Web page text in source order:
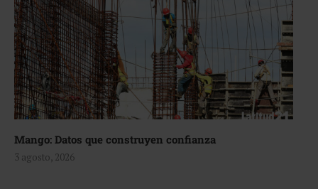
Mango: Datos que construyen confianza
3 agosto, 2026